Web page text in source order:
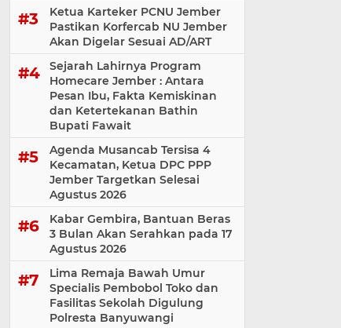
Ketua Karteker PCNU Jember
Pastikan Korfercab NU Jember
Akan Digelar Sesuai AD/ART
Sejarah Lahirnya Program
Homecare Jember : Antara
Pesan Ibu, Fakta Kemiskinan
dan Ketertekanan Bathin
Bupati Fawait
Agenda Musancab Tersisa 4
Kecamatan, Ketua DPC PPP
Jember Targetkan Selesai
Agustus 2026
Kabar Gembira, Bantuan Beras
3 Bulan Akan Serahkan pada 17
Agustus 2026
Lima Remaja Bawah Umur
Specialis Pembobol Toko dan
Fasilitas Sekolah Digulung
Polresta Banyuwangi